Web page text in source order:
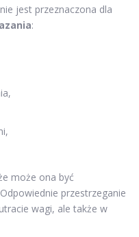
jest przeznaczona dla
:
może ona być
przestrzeganie
wagi, ale także w